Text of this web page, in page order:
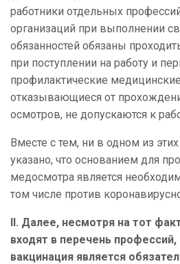
работники отдельных
организаций при выполнении
обязанностей обязаны
при поступлении на работу и
профилактические
отказывающиеся от
осмотров, не допускаются к
Вместе с тем, ни в одном из
указано, что основанием для
медосмотра является
том числе против
II. Далее, несмотря на тот
входят в перечень
вакцинация является